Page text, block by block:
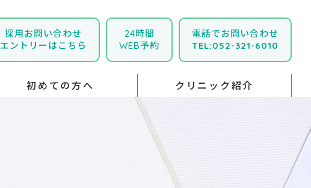
採用お問い合わせ
エントリーはこちら
24時間
WEB予約
電話でお問い合わせ
TEL:052-321-6010
初めての方へ クリニック紹介